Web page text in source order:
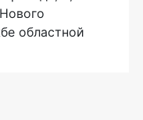
областной